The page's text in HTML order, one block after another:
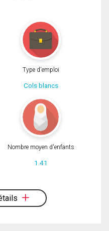
écrite de communiquer avec
Type d'emploi
Cols blancs
Nombre moyen d'enfants
1.41